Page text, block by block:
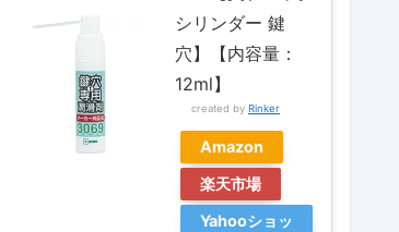
シリンダー 鍵
穴】【内容量：
12ml】
created by Rinker
Amazon
楽天市場
Yahooショッ